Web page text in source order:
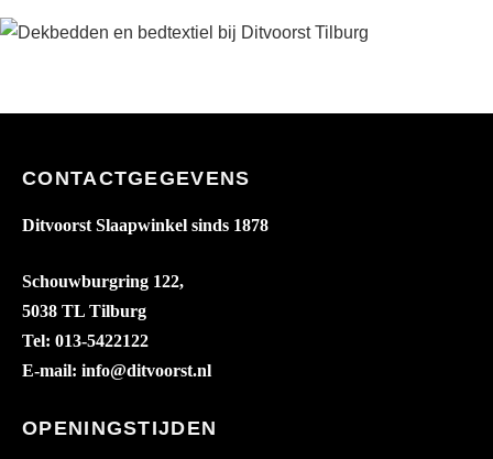
CONTACTGEGEVENS
Ditvoorst Slaapwinkel sinds 1878
Schouwburgring 122,
5038 TL Tilburg
Tel: 013-5422122
E-mail: info@ditvoorst.nl
OPENINGSTIJDEN